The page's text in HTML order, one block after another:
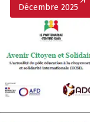
Décembre 2025